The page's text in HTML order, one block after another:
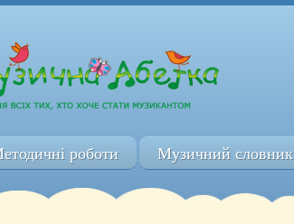
роботи Музичний словник